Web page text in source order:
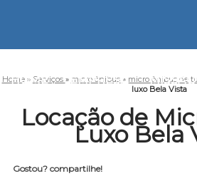
HOME EMPRESA MISSÃO
Home » Serviços » micro ônibus » micro ônibus de
luxo Bela Vista
Locação de
Luxo Bela
Gostou? compartilhe!